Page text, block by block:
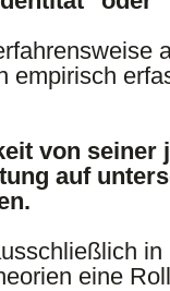
empirisch
von seiner
auf
in
eine